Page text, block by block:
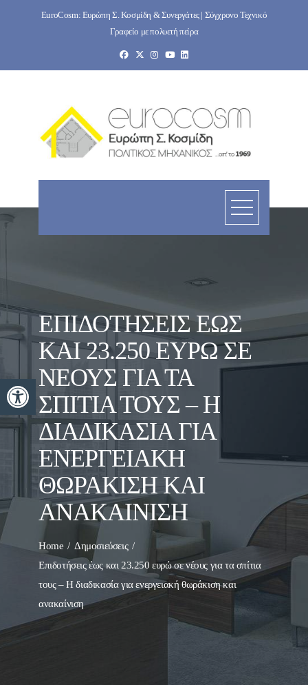
Ανοίξτε τη γραμμή εργαλείων
EuroCosm: Ευρώπη Σ. Κοσμίδη & Συνεργάτες | Σύγχρονο Τεχνικό
Γραφείο με πολυετή πείρα
ΕΠΙΔΟΤΉΣΕΙΣ ΈΩΣ
ΚΑΙ 23.250 ΕΥΡΏ ΣΕ
ΝΈΟΥΣ ΓΙΑ ΤΑ
ΣΠΊΤΙΑ ΤΟΥΣ – Η
ΔΙΑΔΙΚΑΣΊΑ ΓΙΑ
ΕΝΕΡΓΕΙΑΚΉ
ΘΩΡΆΚΙΣΗ ΚΑΙ
ΑΝΑΚΑΊΝΙΣΗ
Home
Δημοσιεύσεις
Επιδοτήσεις έως και 23.250 ευρώ σε νέους για τα σπίτια
τους – Η διαδικασία για ενεργειακή θωράκιση και
ανακαίνιση